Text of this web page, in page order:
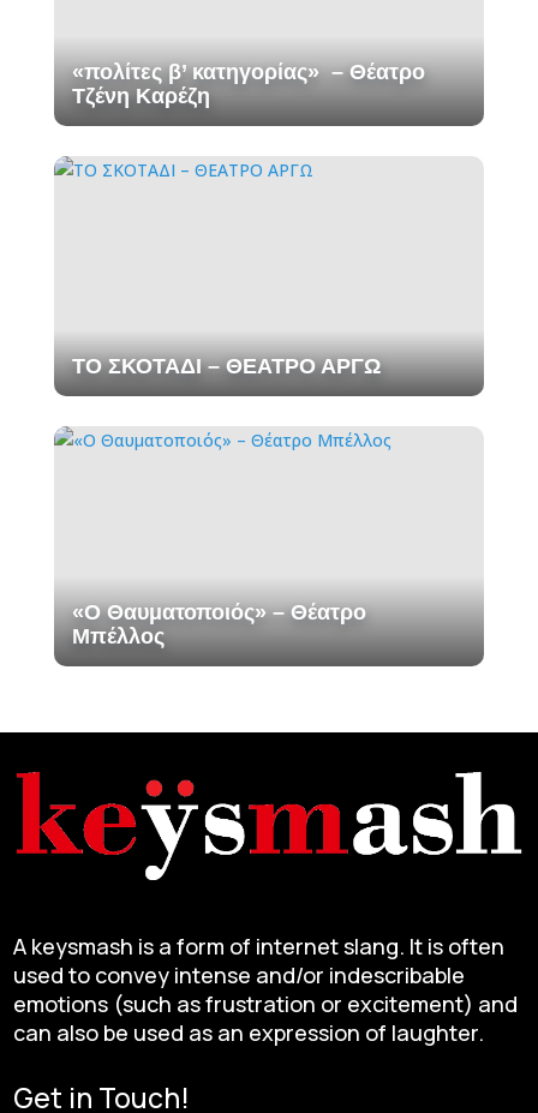
«πολίτες β’ κατηγορίας» – Θέατρο
Τζένη Καρέζη
ΤΟ ΣΚΟΤΑΔΙ – ΘΕΑΤΡΟ ΑΡΓΩ
«Ο Θαυματοποιός» – Θέατρο
Μπέλλος
A keysmash is a form of internet slang. It is often
used to convey intense and/or indescribable
emotions (such as frustration or excitement) and
can also be used as an expression of laughter.
Get in Touch!